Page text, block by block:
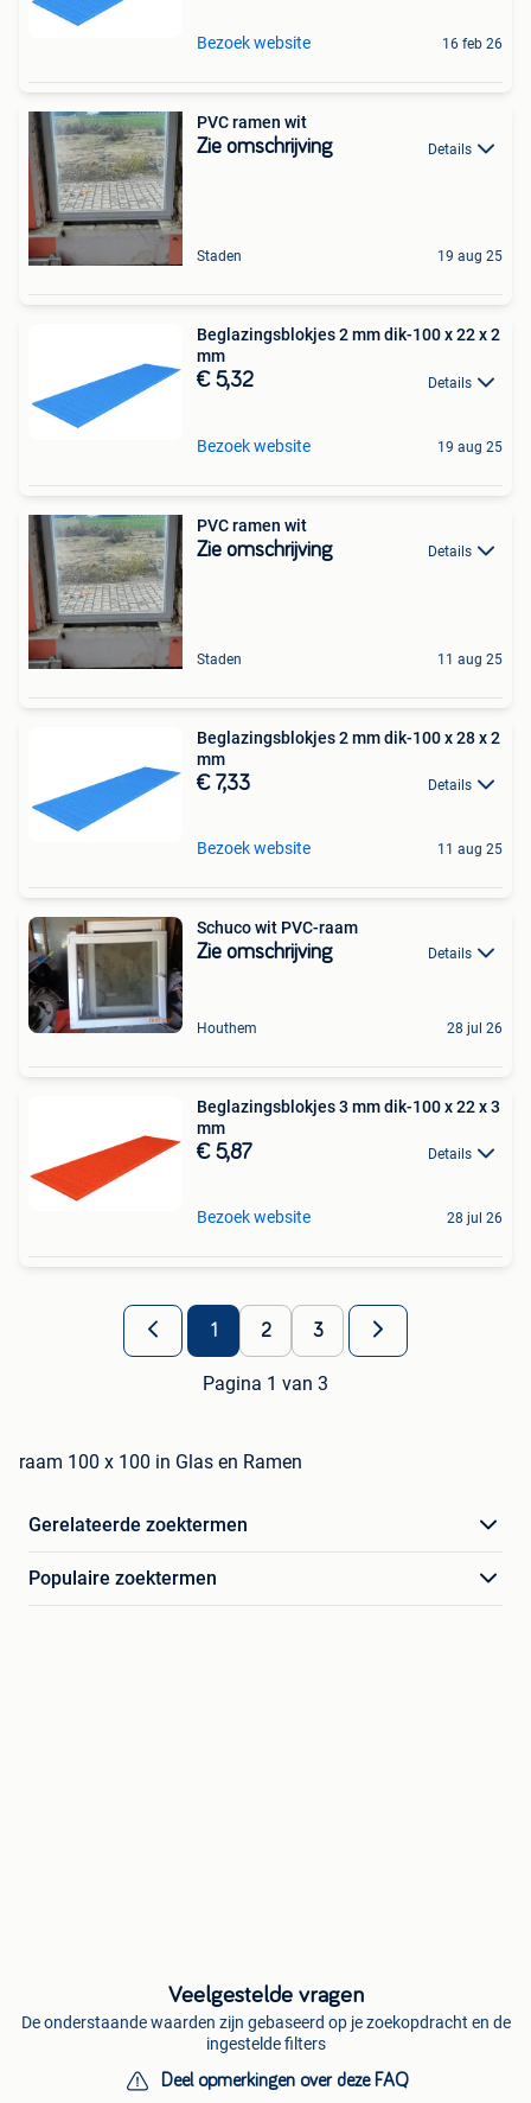
Bezoek website 16 feb 26
PVC ramen wit
Zie omschrijving Details
Staden 19 aug 25
Beglazingsblokjes 2 mm dik-100 x 22 x 2
mm
€ 5,32 Details
Bezoek website 19 aug 25
PVC ramen wit
Zie omschrijving Details
Staden 11 aug 25
Beglazingsblokjes 2 mm dik-100 x 28 x 2
mm
€ 7,33 Details
Bezoek website 11 aug 25
Schuco wit PVC-raam
Zie omschrijving Details
Houthem 28 jul 26
Beglazingsblokjes 3 mm dik-100 x 22 x 3
mm
€ 5,87 Details
Bezoek website 28 jul 26
1 2 3
Pagina 1 van 3
raam 100 x 100 in Glas en Ramen
Gerelateerde zoektermen
Populaire zoektermen
Veelgestelde vragen
De onderstaande waarden zijn gebaseerd op je zoekopdracht en de
ingestelde filters
Deel opmerkingen over deze FAQ